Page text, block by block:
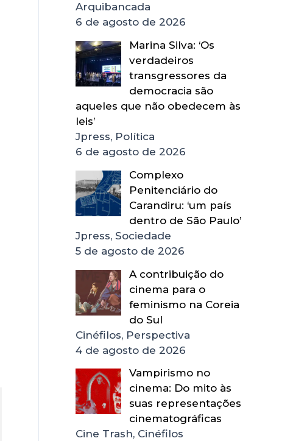
Arquibancada
6 de agosto de 2026
Marina Silva: ‘Os
verdadeiros
transgressores da
democracia são
aqueles que não obedecem às
leis’
Jpress, Política
6 de agosto de 2026
Complexo
Penitenciário do
Carandiru: ‘um país
dentro de São Paulo’
Jpress, Sociedade
5 de agosto de 2026
A contribuição do
cinema para o
feminismo na Coreia
do Sul
Cinéfilos, Perspectiva
4 de agosto de 2026
Vampirismo no
cinema: Do mito às
suas representações
cinematográficas
Cine Trash, Cinéfilos